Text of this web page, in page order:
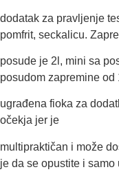
dodatak za pravljenje
pomfrit, seckalicu.
posude je 2l, mini sa
posudom zapremine od
ugrađena fioka za
očekja jer je
multipraktičan i može
je da se opustite i